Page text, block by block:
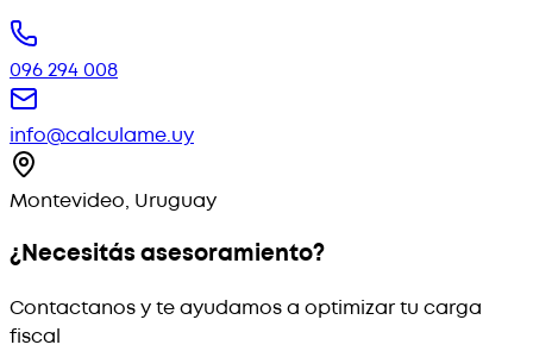
096 294 008
info@calculame.uy
Montevideo, Uruguay
¿Necesitás asesoramiento?
Contactanos y te ayudamos a optimizar tu carga
fiscal